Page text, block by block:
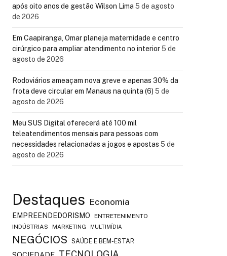
após oito anos de gestão Wilson Lima 5 de agosto
de 2026
Em Caapiranga, Omar planeja maternidade e centro
cirúrgico para ampliar atendimento no interior5 de
agosto de 2026
Rodoviários ameaçam nova greve e apenas 30% da
frota deve circular em Manaus na quinta (6) 5 de
agosto de 2026
Meu SUS Digital oferecerá até 100 mil
teleatendimentos mensais para pessoas com
necessidades relacionadas a jogos e apostas 5 de
agosto de 2026
Destaques Economia
EMPREENDEDORISMO
ENTRETENIMENTO
INDÚSTRIAS
MARKETING MULTIMÍDIA
NEGÓCIOS SAÚDE E BEM-ESTAR